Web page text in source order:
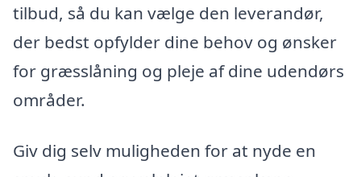
tilbud, så du kan vælge den leverandør,
der bedst opfylder dine behov og ønsker
for græsslåning og pleje af dine udendørs
områder.
Giv dig selv muligheden for at nyde en